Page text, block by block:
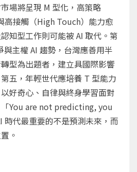
場將呈現 M 型化，高策略
高接觸（High Touch）能力愈
知型工作則可能被 AI 取代。第
與主權 AI 趨勢，台灣應善用半
型為出題者，建立具國際影響
五，年輕世代應培養 T 型能力
好奇心、自律與終身學習面對
You are not predicting, you
代最重要的不是預測未來，而
。